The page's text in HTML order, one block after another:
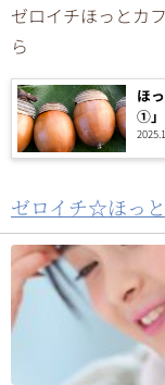
ゼロイチほっとカ
ら
ほ
①」
ゼロイチ☆ほっ